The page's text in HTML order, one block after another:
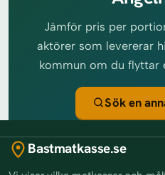
Jämför pris per
aktörer som levererar
kommun om du flyttar
Sök en
Bastmatkasse.se